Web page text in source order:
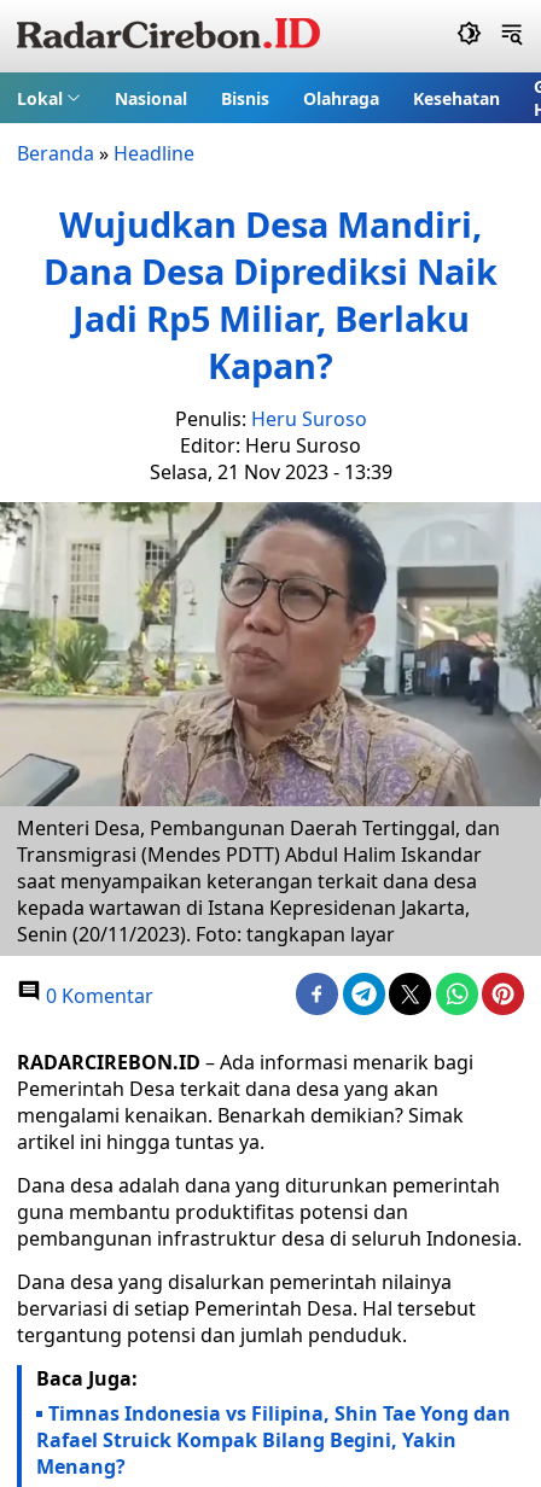
Lokal Nasional Bisnis Olahraga Kesehatan
Beranda » Headline
Wujudkan Desa Mandiri,
Dana Desa Diprediksi Naik
Jadi Rp5 Miliar, Berlaku
Kapan?
Penulis: Heru Suroso
Editor: Heru Suroso
Selasa, 21 Nov 2023 - 13:39
Menteri Desa, Pembangunan Daerah Tertinggal, dan
Transmigrasi (Mendes PDTT) Abdul Halim Iskandar
saat menyampaikan keterangan terkait dana desa
kepada wartawan di Istana Kepresidenan Jakarta,
Senin (20/11/2023). Foto: tangkapan layar
0 Komentar
RADARCIREBON.ID – Ada informasi menarik bagi
Pemerintah Desa terkait dana desa yang akan
mengalami kenaikan. Benarkah demikian? Simak
artikel ini hingga tuntas ya.
Dana desa adalah dana yang diturunkan pemerintah
guna membantu produktifitas potensi dan
pembangunan infrastruktur desa di seluruh Indonesia.
Dana desa yang disalurkan pemerintah nilainya
bervariasi di setiap Pemerintah Desa. Hal tersebut
tergantung potensi dan jumlah penduduk.
Baca Juga:
Timnas Indonesia vs Filipina, Shin Tae Yong dan
Rafael Struick Kompak Bilang Begini, Yakin
Menang?